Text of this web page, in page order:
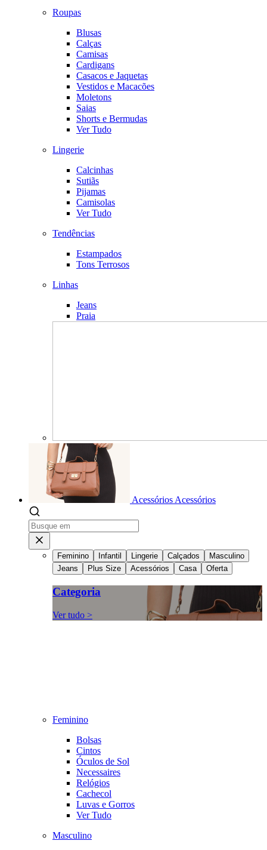
Roupas
Blusas
Calças
Camisas
Cardigans
Casacos e Jaquetas
Vestidos e Macacões
Moletons
Saias
Shorts e Bermudas
Ver Tudo
Lingerie
Calcinhas
Sutiãs
Pijamas
Camisolas
Ver Tudo
Tendências
Estampados
Tons Terrosos
Linhas
Jeans
Praia
Acessórios Acessórios
Feminino Infantil Lingerie Calçados
Masculino
Jeans
Plus Size Acessórios Casa Oferta
Categoria
Ver tudo >
Feminino
Bolsas
Cintos
Óculos de Sol
Necessaires
Relógios
Cachecol
Luvas e Gorros
Ver Tudo
Masculino